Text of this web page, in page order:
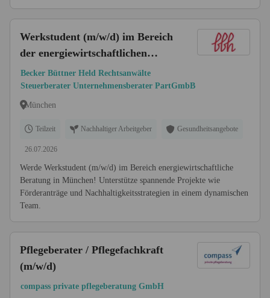
Werkstudent (m/w/d) im Bereich
der energiewirtschaftlichen
Beratung und Sonderprüfungen
ab 01.09.2026
Becker Büttner Held Rechtsanwälte
Steuerberater Unternehmensberater PartGmbB
München
Teilzeit Nachhaltiger Arbeitgeber Gesundheitsangebote
26.07.2026
Werde Werkstudent (m/w/d) im Bereich energiewirtschaftliche
Beratung in München! Unterstütze spannende Projekte wie
Förderanträge und Nachhaltigkeitsstrategien in einem dynamischen
Team.
Pflegeberater / Pflegefachkraft
(m/w/d)
compass private pflegeberatung GmbH